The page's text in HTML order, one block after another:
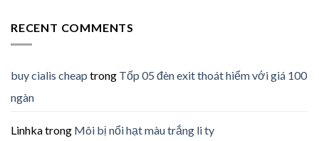
RECENT COMMENTS
buy cialis cheap trong Tốp 05 đèn exit thoát hiểm với giá 100
ngàn
Linhkatrong Môi bị nổi hạt màu trắng li ty